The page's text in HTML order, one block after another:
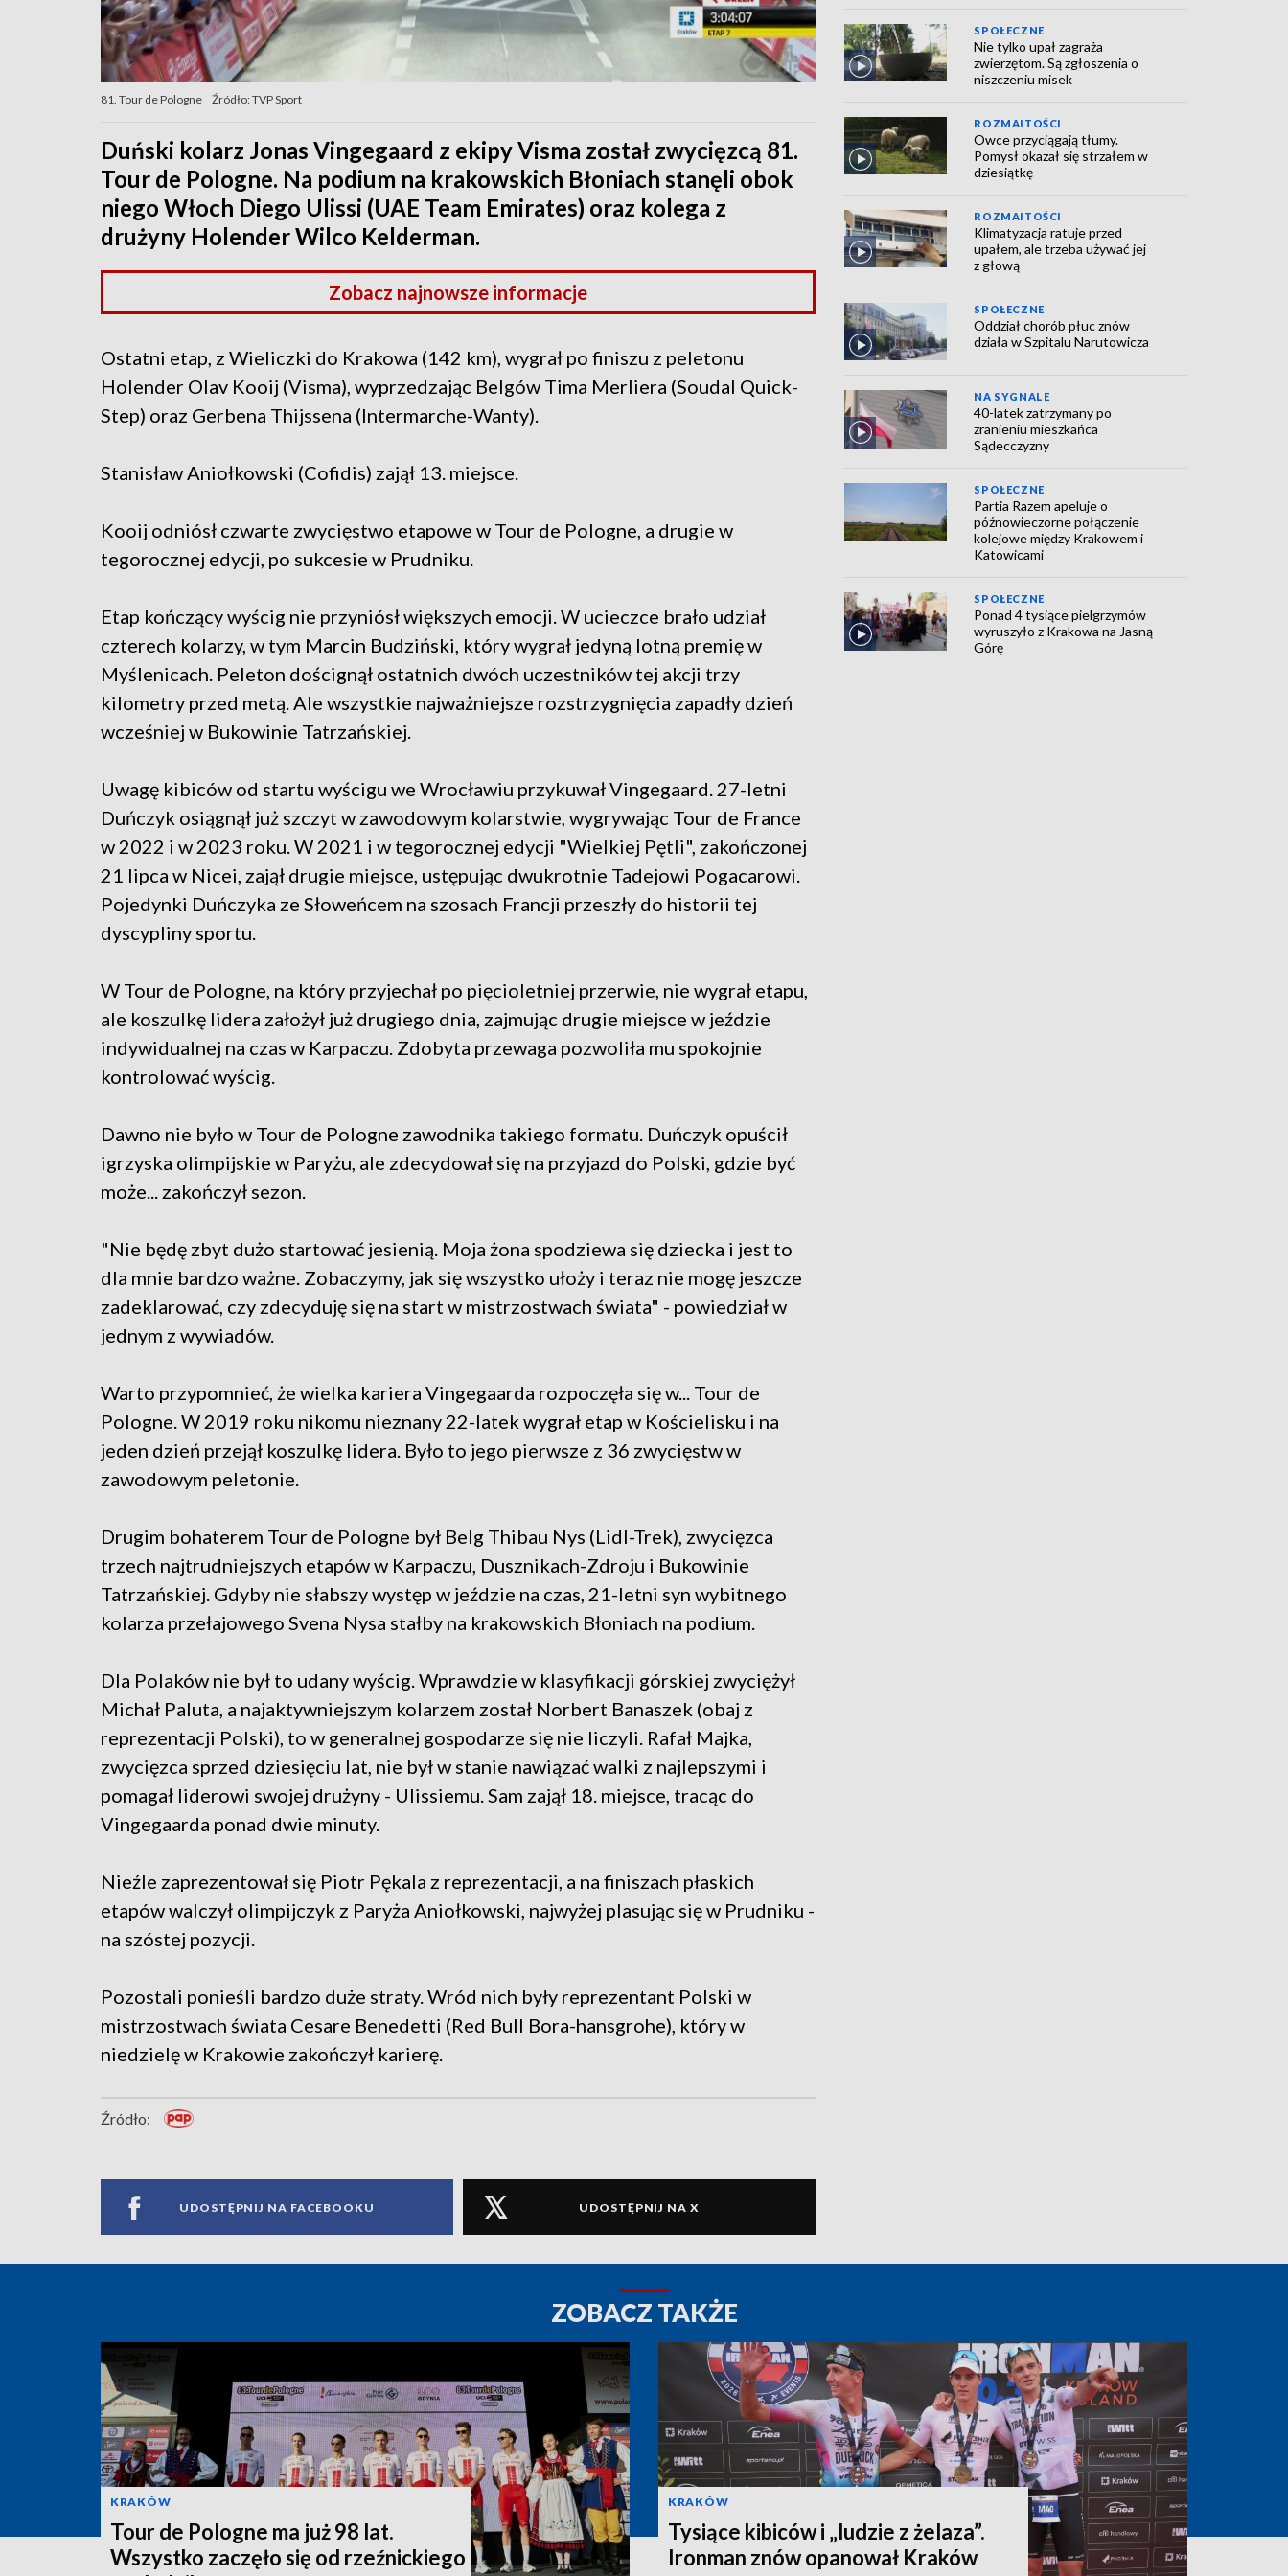
81. Tour de Pologne Źródło: TVP Sport
Duński kolarz Jonas Vingegaard z ekipy Visma został zwycięzcą 81.
Tour de Pologne. Na podium na krakowskich Błoniach stanęli obok
niego Włoch Diego Ulissi (UAE Team Emirates) oraz kolega z
drużyny Holender Wilco Kelderman.
Zobacz najnowsze informacje
Ostatni etap, z Wieliczki do Krakowa (142 km), wygrał po finiszu z peletonu
Holender Olav Kooij (Visma), wyprzedzając Belgów Tima Merliera (Soudal Quick-
Step) oraz Gerbena Thijssena (Intermarche-Wanty).
Stanisław Aniołkowski (Cofidis) zajął 13. miejsce.
Kooij odniósł czwarte zwycięstwo etapowe w Tour de Pologne, a drugie w
tegorocznej edycji, po sukcesie w Prudniku.
Etap kończący wyścig nie przyniósł większych emocji. W ucieczce brało udział
czterech kolarzy, w tym Marcin Budziński, który wygrał jedyną lotną premię w
Myślenicach. Peleton doścignął ostatnich dwóch uczestników tej akcji trzy
kilometry przed metą. Ale wszystkie najważniejsze rozstrzygnięcia zapadły dzień
wcześniej w Bukowinie Tatrzańskiej.
Uwagę kibiców od startu wyścigu we Wrocławiu przykuwał Vingegaard. 27-letni
Duńczyk osiągnął już szczyt w zawodowym kolarstwie, wygrywając Tour de France
w 2022 i w 2023 roku. W 2021 i w tegorocznej edycji "Wielkiej Pętli", zakończonej
21 lipca w Nicei, zajął drugie miejsce, ustępując dwukrotnie Tadejowi Pogacarowi.
Pojedynki Duńczyka ze Słoweńcem na szosach Francji przeszły do historii tej
dyscypliny sportu.
W Tour de Pologne, na który przyjechał po pięcioletniej przerwie, nie wygrał etapu,
ale koszulkę lidera założył już drugiego dnia, zajmując drugie miejsce w jeździe
indywidualnej na czas w Karpaczu. Zdobyta przewaga pozwoliła mu spokojnie
kontrolować wyścig.
Dawno nie było w Tour de Pologne zawodnika takiego formatu. Duńczyk opuścił
igrzyska olimpijskie w Paryżu, ale zdecydował się na przyjazd do Polski, gdzie być
może... zakończył sezon.
"Nie będę zbyt dużo startować jesienią. Moja żona spodziewa się dziecka i jest to
dla mnie bardzo ważne. Zobaczymy, jak się wszystko ułoży i teraz nie mogę jeszcze
zadeklarować, czy zdecyduję się na start w mistrzostwach świata" - powiedział w
jednym z wywiadów.
Warto przypomnieć, że wielka kariera Vingegaarda rozpoczęła się w... Tour de
Pologne. W 2019 roku nikomu nieznany 22-latek wygrał etap w Kościelisku i na
jeden dzień przejął koszulkę lidera. Było to jego pierwsze z 36 zwycięstw w
zawodowym peletonie.
Drugim bohaterem Tour de Pologne był Belg Thibau Nys (Lidl-Trek), zwycięzca
trzech najtrudniejszych etapów w Karpaczu, Dusznikach-Zdroju i Bukowinie
Tatrzańskiej. Gdyby nie słabszy występ w jeździe na czas, 21-letni syn wybitnego
kolarza przełajowego Svena Nysa stałby na krakowskich Błoniach na podium.
Dla Polaków nie był to udany wyścig. Wprawdzie w klasyfikacji górskiej zwyciężył
Michał Paluta, a najaktywniejszym kolarzem został Norbert Banaszek (obaj z
reprezentacji Polski), to w generalnej gospodarze się nie liczyli. Rafał Majka,
zwycięzca sprzed dziesięciu lat, nie był w stanie nawiązać walki z najlepszymi i
pomagał liderowi swojej drużyny - Ulissiemu. Sam zajął 18. miejsce, tracąc do
Vingegaarda ponad dwie minuty.
Nieźle zaprezentował się Piotr Pękala z reprezentacji, a na finiszach płaskich
etapów walczył olimpijczyk z Paryża Aniołkowski, najwyżej plasując się w Prudniku -
na szóstej pozycji.
Pozostali ponieśli bardzo duże straty. Wród nich były reprezentant Polski w
mistrzostwach świata Cesare Benedetti (Red Bull Bora-hansgrohe), który w
niedzielę w Krakowie zakończył karierę.
Źródło:
UDOSTĘPNIJ NA FACEBOOKU UDOSTĘPNIJ NA X
SPOŁECZNE
Nie tylko upał zagraża
zwierzętom. Są zgłoszenia o
niszczeniu misek
ROZMAITOŚCI
Owce przyciągają tłumy.
Pomysł okazał się strzałem w
dziesiątkę
ROZMAITOŚCI
Klimatyzacja ratuje przed
upałem, ale trzeba używać jej
z głową
SPOŁECZNE
Oddział chorób płuc znów
działa w Szpitalu Narutowicza
NA SYGNALE
40-latek zatrzymany po
zranieniu mieszkańca
Sądecczyzny
SPOŁECZNE
Partia Razem apeluje o
późnowieczorne połączenie
kolejowe między Krakowem i
Katowicami
SPOŁECZNE
Ponad 4 tysiące pielgrzymów
wyruszyło z Krakowa na Jasną
Górę
ZOBACZ TAKŻE
KRAKÓW
Tour de Pologne ma już 98 lat.
Wszystko zaczęło się od rzeźnickiego
KRAKÓW
Tysiące kibiców i „ludzie z żelaza”.
Ironman znów opanował Kraków